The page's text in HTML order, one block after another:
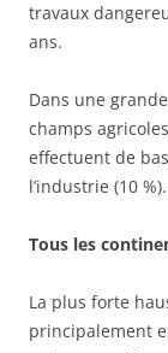
travaux
ans.
Dans une
champs
effectuent de
l’industrie (10 %).
Tous les
La plus forte
principalement